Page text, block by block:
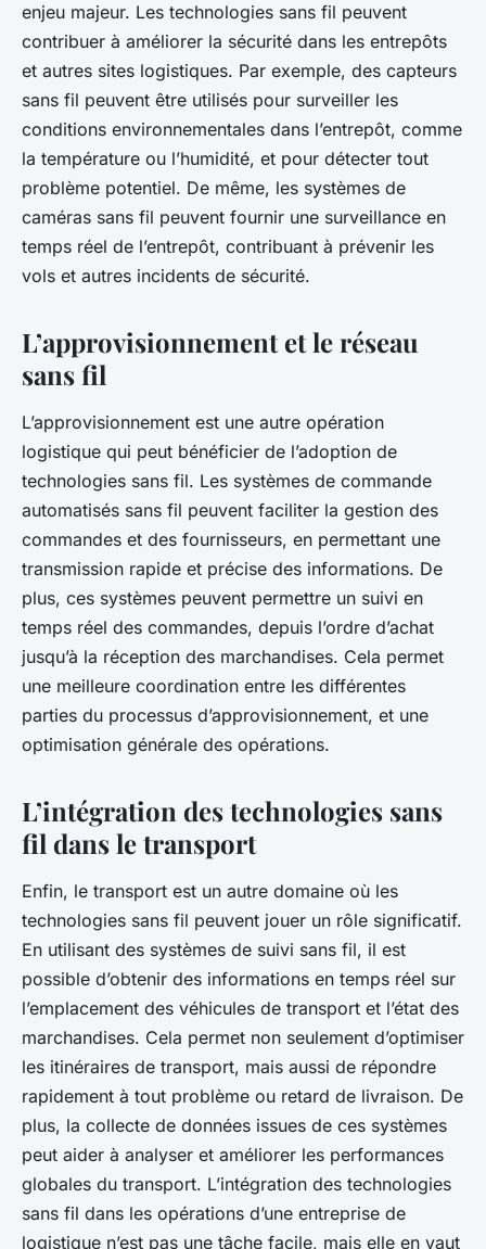
enjeu majeur. Les technologies sans fil peuvent
contribuer à améliorer la sécurité dans les entrepôts
et autres sites logistiques. Par exemple, des capteurs
sans fil peuvent être utilisés pour surveiller les
conditions environnementales dans l’entrepôt, comme
la température ou l’humidité, et pour détecter tout
problème potentiel. De même, les systèmes de
caméras sans fil peuvent fournir une surveillance en
temps réel de l’entrepôt, contribuant à prévenir les
vols et autres incidents de sécurité.
L’approvisionnement et le réseau
sans fil
L’approvisionnement est une autre opération
logistique qui peut bénéficier de l’adoption de
technologies sans fil. Les systèmes de commande
automatisés sans fil peuvent faciliter la gestion des
commandes et des fournisseurs, en permettant une
transmission rapide et précise des informations. De
plus, ces systèmes peuvent permettre un suivi en
temps réel des commandes, depuis l’ordre d’achat
jusqu’à la réception des marchandises. Cela permet
une meilleure coordination entre les différentes
parties du processus d’approvisionnement, et une
optimisation générale des opérations.
L’intégration des technologies sans
fil dans le transport
Enfin, le transport est un autre domaine où les
technologies sans fil peuvent jouer un rôle significatif.
En utilisant des systèmes de suivi sans fil, il est
possible d’obtenir des informations en temps réel sur
l’emplacement des véhicules de transport et l’état des
marchandises. Cela permet non seulement d’optimiser
les itinéraires de transport, mais aussi de répondre
rapidement à tout problème ou retard de livraison. De
plus, la collecte de données issues de ces systèmes
peut aider à analyser et améliorer les performances
globales du transport. L’intégration des technologies
sans fil dans les opérations d’une entreprise de
logistique n’est pas une tâche facile, mais elle en vaut